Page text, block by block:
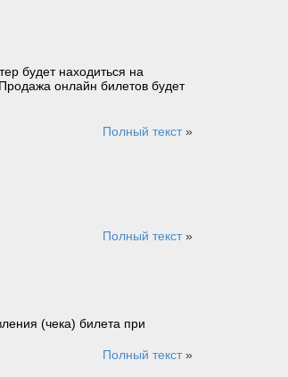
будет находиться на
онлайн билетов будет
Полный текст»
Полный текст»
(чека) билета при
Полный текст»